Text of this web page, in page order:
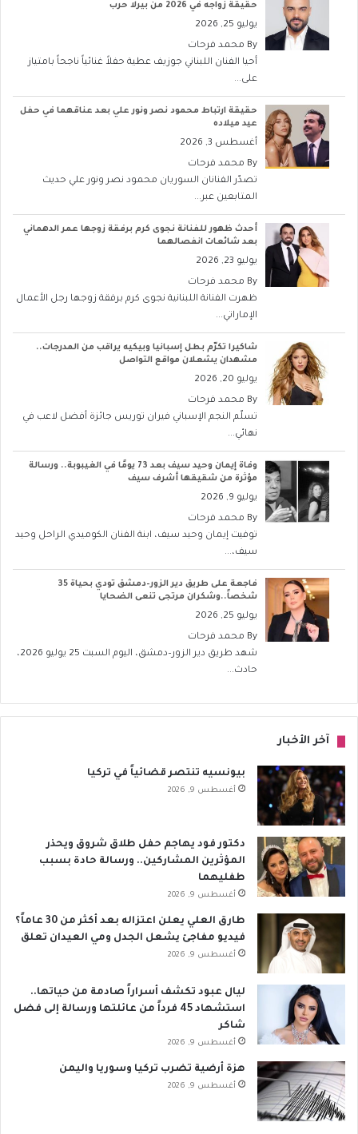
حقيقة زواجه في 2026 من بيرلا حرب
يوليو 25, 2026
By محمد فرحات
أحيا الفنان اللبناني جوزيف عطية حفلاً غنائياً ناجحاً بامتياز
على...
حقيقة ارتباط محمود نصر ونور علي بعد عناقهما في حفل
عيد ميلاده
أغسطس 3, 2026
By محمد فرحات
تصدّر الفنانان السوريان محمود نصر ونور علي حديث
المتابعين عبر...
أحدث ظهور للفنانة نجوى كرم برفقة زوجها عمر الدهماني
بعد شائعات انفصالهما
يوليو 23, 2026
By محمد فرحات
ظهرت الفنانة اللبنانية نجوى كرم برفقة زوجها رجل الأعمال
الإماراتي...
شاكيرا تكرّم بطل إسبانيا وبيكيه يراقب من المدرجات..
مشهدان يشعلان مواقع التواصل
يوليو 20, 2026
By محمد فرحات
تسلّم النجم الإسباني فيران توريس جائزة أفضل لاعب في
نهائي...
وفاة إيمان وحيد سيف بعد 73 يومًا في الغيبوبة.. ورسالة
مؤثرة من شقيقها أشرف سيف
يوليو 9, 2026
By محمد فرحات
توفيت إيمان وحيد سيف، ابنة الفنان الكوميدي الراحل وحيد
سيف،...
فاجعة على طريق دير الزور–دمشق تودي بحياة 35
شخصاً..وشكران مرتجى تنعى الضحايا
يوليو 25, 2026
By محمد فرحات
شهد طريق دير الزور–دمشق، اليوم السبت 25 يوليو 2026،
حادث...
آخر الأخبار
بيونسيه تنتصر قضائياً في تركيا
أغسطس 9, 2026
دكتور فود يهاجم حفل طلاق شروق ويحذر
المؤثرين المشاركين.. ورسالة حادة بسبب
طفليهما
أغسطس 9, 2026
طارق العلي يعلن اعتزاله بعد أكثر من 30 عاماً؟
فيديو مفاجئ يشعل الجدل ومي العيدان تعلق
أغسطس 9, 2026
ليال عبود تكشف أسراراً صادمة من حياتها..
استشهاد 45 فرداً من عائلتها ورسالة إلى فضل
شاكر
أغسطس 9, 2026
هزة أرضية تضرب تركيا وسوريا واليمن
أغسطس 9, 2026